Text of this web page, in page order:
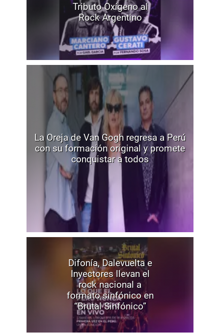
Tributo Oxígeno al
Rock Argentino
La Oreja de Van Gogh regresa a Perú
con su formación original y promete
conquistar a todos
Difonía, Dalevuelta e
Inyectores llevan el
rock nacional a
formato sinfónico en
“Brutal Sinfónico”